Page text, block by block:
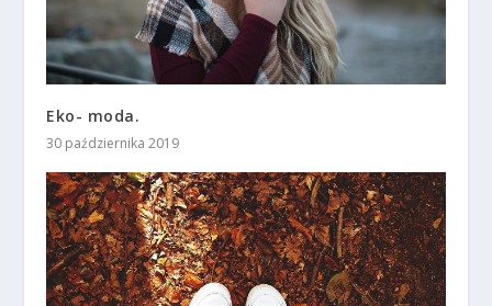
Eko- moda.
30 października 2019